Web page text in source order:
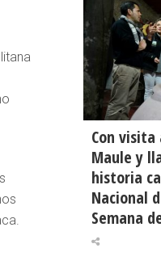
Con
Maule y
historia
Nacional
Semana